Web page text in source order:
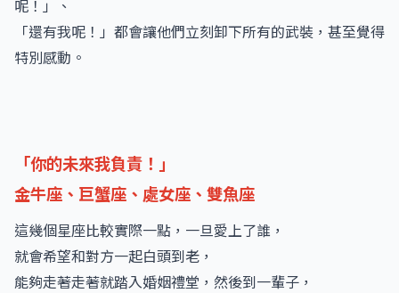
呢！」、
「還有我呢！」都會讓他們立刻卸下所有的武裝，甚至覺得
特別感動。
「你的未來我負責！」
金牛座、巨蟹座、處女座、雙魚座
這幾個星座比較實際一點，一旦愛上了誰，
就會希望和對方一起白頭到老，
能夠走著走著就踏入婚姻禮堂，然後到一輩子，